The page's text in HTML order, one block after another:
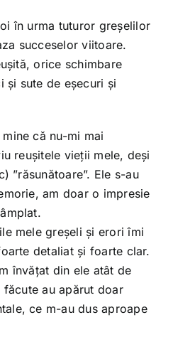
în urma tuturor greșelilor
succeselor viitoare.
orice schimbare
și sute de eșecuri și
că nu-mi mai
reușitele vieții mele, deși
”răsunătoare”. Ele s-au
am doar o impresie
mele greșeli și erori îmi
detaliat și foarte clar.
învățat din ele atât de
au apărut doar
ce m-au dus aproape